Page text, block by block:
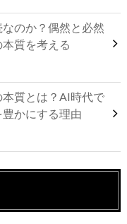
のか？偶然と必然
質を考える
質とは？AI時代で
かにする理由